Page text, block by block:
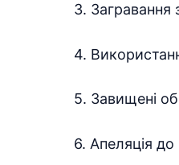
3. Загравання
4.
5. Завищені
6. Апеляція